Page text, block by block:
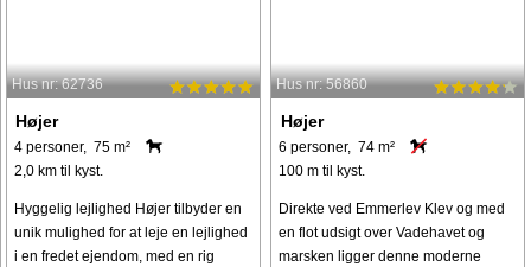
Hus nr: 62736
Højer
4 personer, 75 m²
2,0 km til kyst.
Hyggelig lejlighed Højer tilbyder en
unik mulighed for at leje en lejlighed
i en fredet ejendom, med en rig
Hus nr: 56860
Højer
6 personer, 74 m²
100 m til kyst.
Direkte ved Emmerlev Klev og med
en flot udsigt over Vadehavet og
marsken ligger denne moderne